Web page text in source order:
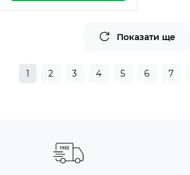
Показати ще
1 2 3 4 5 6 7